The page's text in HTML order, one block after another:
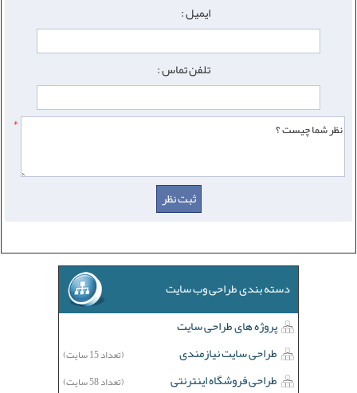
ایمیل :
تلفن تماس :
*
دسته بندی طراحی وب سایت
پروژه های طراحی سایت
طراحی سایت نیازمندی
(تعداد 15 سایت)
طراحی فروشگاه اینترنتی (تعداد 58 سایت)